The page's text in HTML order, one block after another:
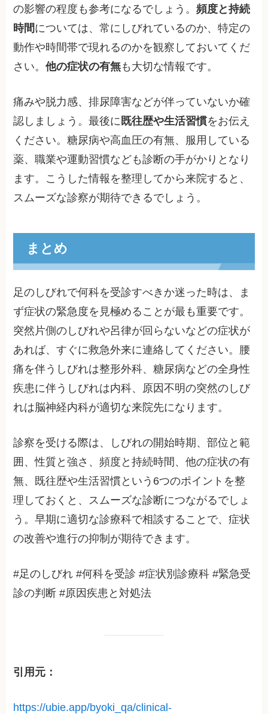
の影響の程度も参考になるでしょう。頻度と持続
時間については、常にしびれているのか、特定の
動作や時間帯で現れるのかを観察しておいてくだ
さい。他の症状の有無も大切な情報です。
痛みや脱力感、排尿障害などが伴っていないか確
認しましょう。最後に 既往歴や生活習慣をお伝え
ください。糖尿病や高血圧の有無、服用している
薬、職業や運動習慣なども診断の手がかりとなり
ます。こうした情報を整理してから来院すると、
スムーズな診察が期待できるでしょう。
まとめ
足のしびれで何科を受診すべきか迷った時は、ま
ず症状の緊急度を見極めることが最も重要です。
突然片側のしびれや呂律が回らないなどの症状が
あれば、すぐに救急外来に連絡してください。腰
痛を伴うしびれは整形外科、糖尿病などの全身性
疾患に伴うしびれは内科、原因不明の突然のしび
れは脳神経内科が適切な来院先になります。
診察を受ける際は、しびれの開始時期、部位と範
囲、性質と強さ、頻度と持続時間、他の症状の有
無、既往歴や生活習慣という6つのポイントを整
理しておくと、スムーズな診断につながるでしょ
う。早期に適切な診療科で相談することで、症状
の改善や進行の抑制が期待できます。
#足のしびれ #何科を受診 #症状別診療科 #緊急受
診の判断 #原因疾患と対処法
引用元：
https://ubie.app/byoki_qa/clinical-